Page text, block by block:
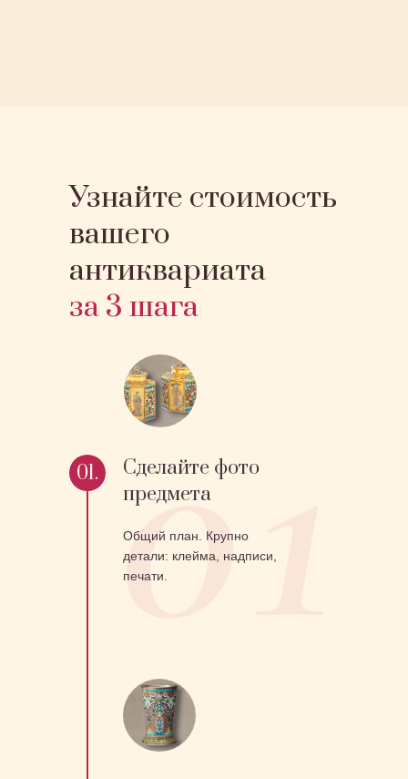
Узнайте стоимость
вашего
антиквариата
за 3 шага
Сделайте фото
предмета
01.
Общий план. Крупно
детали: клейма, надписи,
печати.